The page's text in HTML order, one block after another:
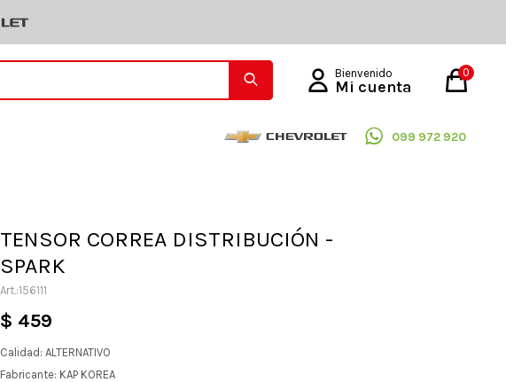
099 972 920
0
TENSOR CORREA DISTRIBUCIÓN -
SPARK
156111
$ 459
Calidad: ALTERNATIVO
Fabricante: KAP KOREA